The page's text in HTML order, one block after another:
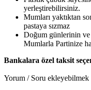
yerleştirebilirsiniz.
Mumları yaktıktan
pastaya sızmaz
Doğum günlerinin
Mumlarla Partinize
Bankalara özel taksit
Yorum / Soru ekleyebilmek